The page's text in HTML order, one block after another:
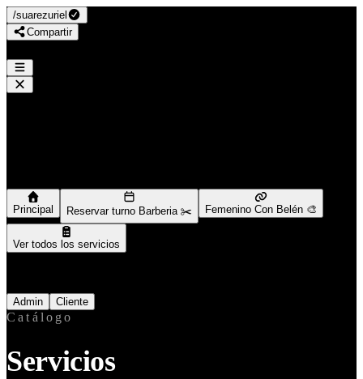
/suarezuriel
Compartir
Principal Reservar turno Barberia ✂️ Femenino Con Belén 🎨
Ver todos los servicios
Admin Cliente
Catálogo
Servicios